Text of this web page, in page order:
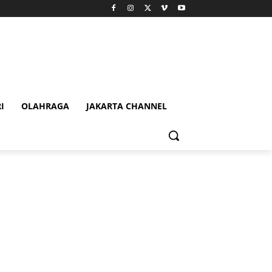
OLAHRAGA JAKARTA CHANNEL